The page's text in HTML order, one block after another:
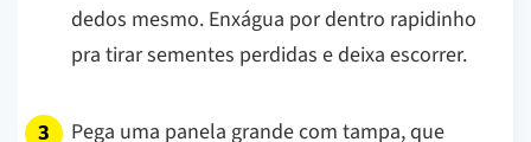
dedos mesmo. Enxágua por dentro rapidinho
pra tirar sementes perdidas e deixa escorrer.
Pega uma panela grande com tampa, que